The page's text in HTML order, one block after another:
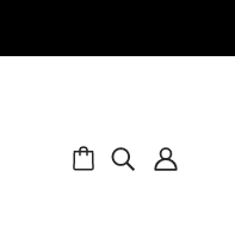
d’achat en France